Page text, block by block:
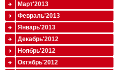
Март'2013
Февраль'2013
Январь'2013
Декабрь'2012
Ноябрь'2012
Октябрь'2012